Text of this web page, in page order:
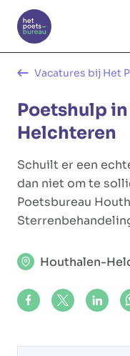
Glowi
Kantoren
Werknemerszone
Vacatures bij Het
Poetshulp
Helchteren
Schuilt er een
dan niet om te
Poetsbureau
Share onShare on X
Houthalen-